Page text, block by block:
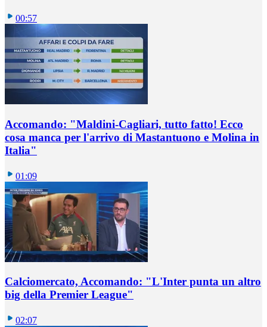
00:57
Accomando: "Maldini-Cagliari, tutto fatto! Ecco
cosa manca per l'arrivo di Mastantuono e Molina in
Italia"
01:09
Calciomercato, Accomando: "L'Inter punta un altro
big della Premier League"
02:07